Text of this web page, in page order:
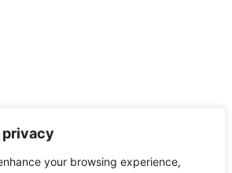
privacy
your browsing experience,